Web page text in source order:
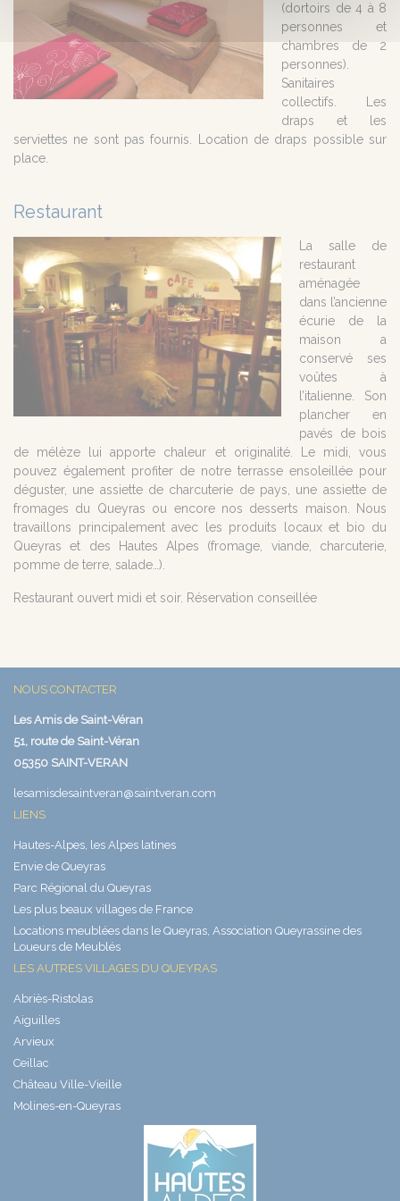
(dortoirs de 4 à 8
personnes et
chambres de 2
personnes).
Sanitaires
collectifs. Les
draps et les
serviettes ne sont pas fournis. Location de draps possible sur
place.
Restaurant
La salle de
restaurant
aménagée
dans l’ancienne
écurie de la
maison a
conservé ses
voûtes à
l’italienne. Son
plancher en
pavés de bois
de mélèze lui apporte chaleur et originalité. Le midi, vous
pouvez également profiter de notre terrasse ensoleillée pour
déguster, une assiette de charcuterie de pays, une assiette de
fromages du Queyras ou encore nos desserts maison. Nous
travaillons principalement avec les produits locaux et bio du
Queyras et des Hautes Alpes (fromage, viande, charcuterie,
pomme de terre, salade…).
Restaurant ouvert midi et soir. Réservation conseillée
NOUS CONTACTER
Les Amis de Saint-Véran
51, route de Saint-Véran
05350 SAINT-VERAN
lesamisdesaintveran@saintveran.com
LIENS
Hautes-Alpes, les Alpes latines
Envie de Queyras
Parc Régional du Queyras
Les plus beaux villages de France
Locations meublées dans le Queyras, Association Queyrassine des
Loueurs de Meublés
LES AUTRES VILLAGES DU QUEYRAS
Abriès-Ristolas
Aiguilles
Arvieux
Ceillac
Château Ville-Vieille
Molines-en-Queyras